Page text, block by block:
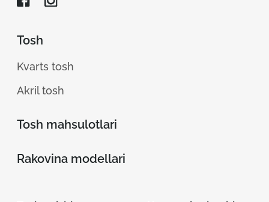
Tosh
Kvarts tosh
Akril tosh
Tosh mahsulotlari
Rakovina modellari